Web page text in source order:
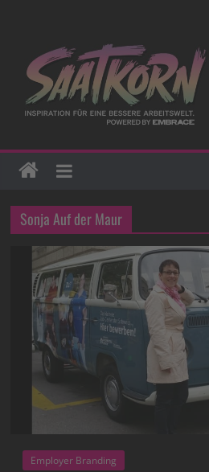
Sonja Auf der Maur
Employer Branding